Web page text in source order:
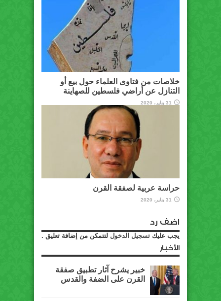
خلاصات من فتاوى العلماء حول بيع أو
التنازل عن أراضي فلسطين للصهاينة
31 يناير، 2020
حراسة عربية لصفقة القرن
31 يناير، 2020
اضف رد
يجب عليك تسجيل الدخول لتتمكن من إضافة تعليق .
الأخبار
خبير يشرح آثار تطبيق صفقة
القرن على الضفة والقدس